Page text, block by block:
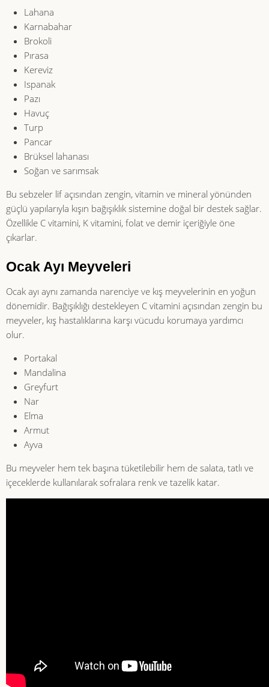
Lahana
Karnabahar
Brokoli
Pırasa
Kereviz
Ispanak
Pazı
Havuç
Turp
Pancar
Brüksel lahanası
Soğan ve sarımsak
Bu sebzeler lif açısından zengin, vitamin ve mineral yönünden
güçlü yapılarıyla kışın bağışıklık sistemine doğal bir destek sağlar.
Özellikle C vitamini, K vitamini, folat ve demir içeriğiyle öne
çıkarlar.
Ocak Ayı Meyveleri
Ocak ayı aynı zamanda narenciye ve kış meyvelerinin en yoğun
dönemidir. Bağışıklığı destekleyen C vitamini açısından zengin bu
meyveler, kış hastalıklarına karşı vücudu korumaya yardımcı
olur.
Portakal
Mandalina
Greyfurt
Nar
Elma
Armut
Ayva
Bu meyveler hem tek başına tüketilebilir hem de salata, tatlı ve
içeceklerde kullanılarak sofralara renk ve tazelik katar.